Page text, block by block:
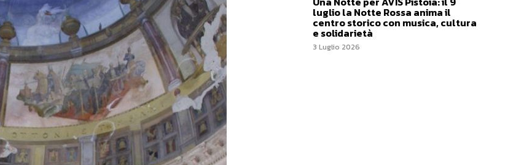
luglio la Notte Rossa anima il
centro storico con musica, cultura
e solidarietà
3 Luglio 2026